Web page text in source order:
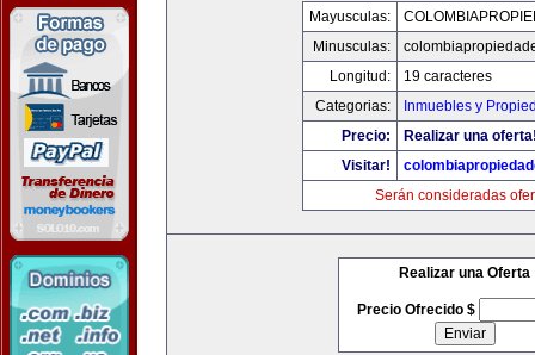
Mayusculas:
Minusculas:
Longitud:
19 caracteres
Categorias:
Inmuebles y
Precio:
Realizar una
Visitar!
Serán consideradas
Realizar una Oferta
Precio Ofrecido $